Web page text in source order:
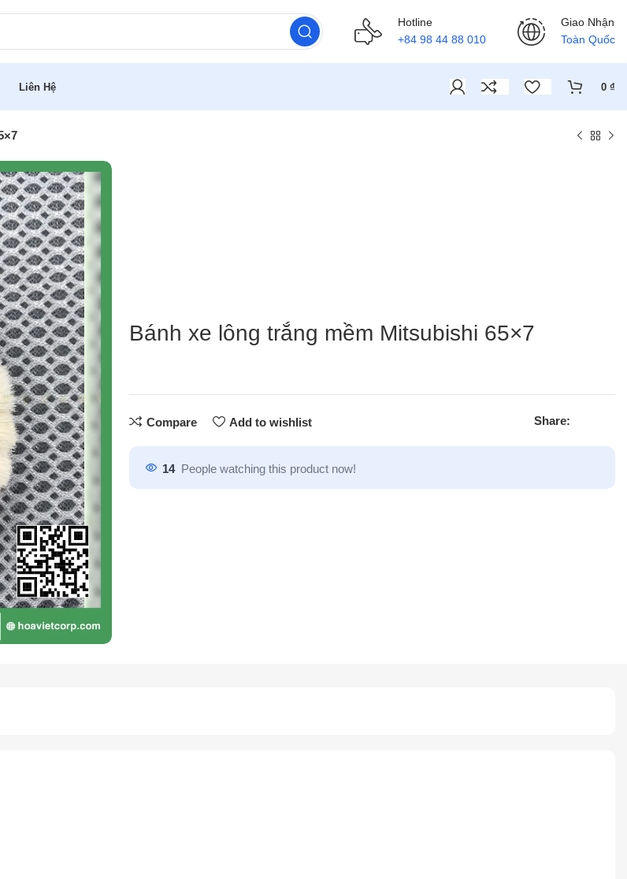
Hotline
+84 98 44 88 010
Giao Nhận
Toàn Quốc
Liên Hệ 0 ₫
Bánh xe lông trắng mềm Mitsubishi 65×7
Compare Add to wishlist Share:
14 People watching this product now!